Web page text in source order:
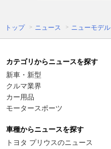
トップ ニュース ニューモデル
カテゴリからニュースを探す
新車・新型
クルマ業界
カー用品
モータースポーツ
車種からニュースを探す
トヨタ プリウスのニュース